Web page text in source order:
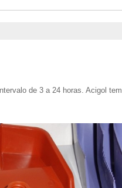
de 3 a 24 horas. Acigol tem